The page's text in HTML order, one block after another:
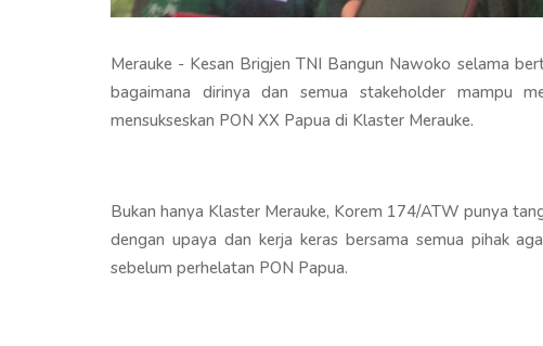
Merauke - Kesan Brigjen TNI Bangun Nawoko selama
bagaimana dirinya dan semua stakeholder mampu
mensukseskan PON XX Papua di Klaster Merauke.
Bukan hanya Klaster Merauke, Korem 174/ATW punya
dengan upaya dan kerja keras bersama semua pihak
sebelum perhelatan PON Papua.